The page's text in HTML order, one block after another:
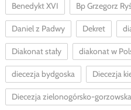
Benedykt XVI Bp Grzegorz
Daniel z Padwy Dekret
Diakonat stały diakonat w
diecezja bydgoska Diecezja
Diecezja zielonogórsko-gorzowska